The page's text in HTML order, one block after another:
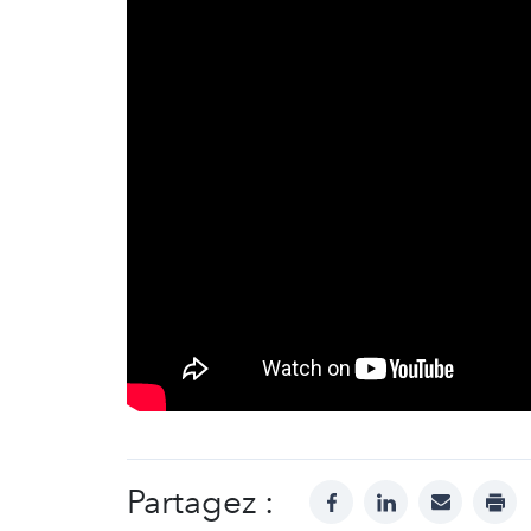
Partagez : facebooklinkedinmail print